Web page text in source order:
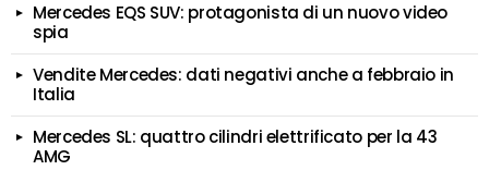
Mercedes EQS SUV: protagonista di un nuovo video
spia
Vendite Mercedes: dati negativi anche a febbraio in
Italia
Mercedes SL: quattro cilindri elettrificato per la 43
AMG